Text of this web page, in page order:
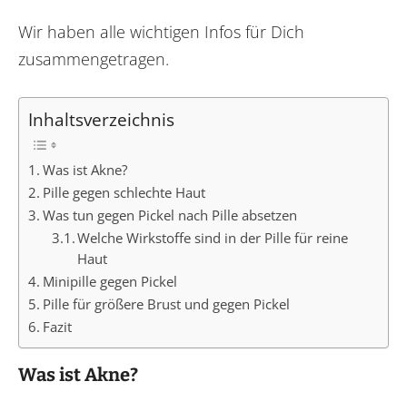
Wir haben alle wichtigen Infos für Dich
zusammengetragen.
Inhaltsverzeichnis
Was ist Akne?
Pille gegen schlechte Haut
Was tun gegen Pickel nach Pille absetzen
Welche Wirkstoffe sind in der Pille für reine
Haut
Minipille gegen Pickel
Pille für größere Brust und gegen Pickel
Fazit
Was ist Akne?